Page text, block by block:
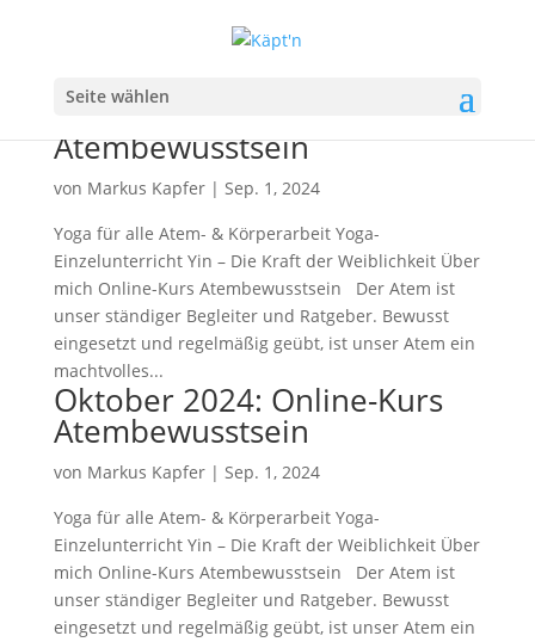
Seite wählen
November & Dezember
2024: Online-Kurs
Atembewusstsein
von Markus Kapfer| Sep. 1, 2024
Yoga für alle Atem- & Körperarbeit Yoga-
Einzelunterricht Yin – Die Kraft der Weiblichkeit Über
mich Online-Kurs Atembewusstsein Der Atem ist
unser ständiger Begleiter und Ratgeber. Bewusst
eingesetzt und regelmäßig geübt, ist unser Atem ein
machtvolles...
Oktober 2024: Online-Kurs
Atembewusstsein
von Markus Kapfer| Sep. 1, 2024
Yoga für alle Atem- & Körperarbeit Yoga-
Einzelunterricht Yin – Die Kraft der Weiblichkeit Über
mich Online-Kurs Atembewusstsein Der Atem ist
unser ständiger Begleiter und Ratgeber. Bewusst
eingesetzt und regelmäßig geübt, ist unser Atem ein